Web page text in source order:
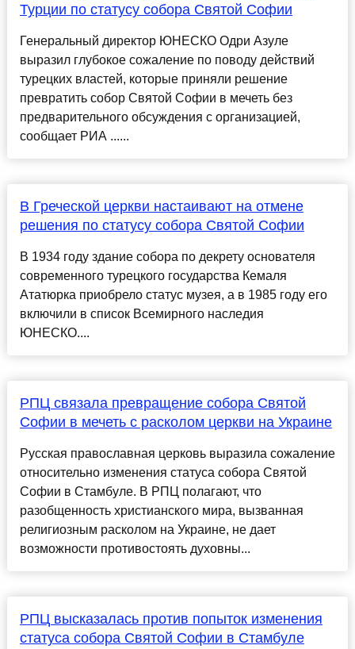
Турции по статусу собора Святой Софии
Генеральный директор ЮНЕСКО Одри Азуле
выразил глубокое сожаление по поводу действий
турецких властей, которые приняли решение
превратить собор Святой Софии в мечеть без
предварительного обсуждения с организацией,
сообщает РИА ......
В Греческой церкви настаивают на отмене
решения по статусу собора Святой Софии
В 1934 году здание собора по декрету основателя
современного турецкого государства Кемаля
Ататюрка приобрело статус музея, а в 1985 году его
включили в список Всемирного наследия
ЮНЕСКО....
РПЦ связала превращение собора Святой
Софии в мечеть с расколом церкви на Украине
Русская православная церковь выразила сожаление
относительно изменения статуса собора Святой
Софии в Стамбуле. В РПЦ полагают, что
разобщенность христианского мира, вызванная
религиозным расколом на Украине, не дает
возможности противостоять духовны...
РПЦ высказалась против попыток изменения
статуса собора Святой Софии в Стамбуле